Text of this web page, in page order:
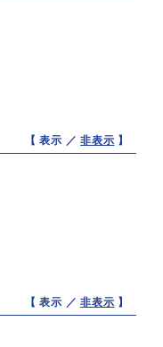
【 表示 ／非表示 】
【 表示 ／非表示 】